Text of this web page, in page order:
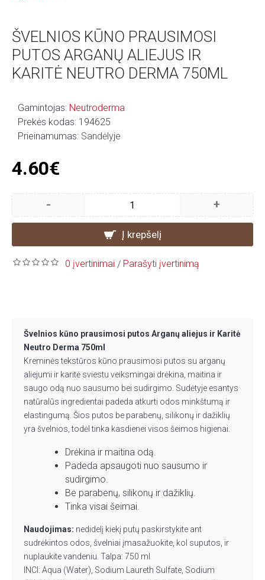
ŠVELNIOS KŪNO PRAUSIMOSI
PUTOS ARGANŲ ALIEJUS IR
KARITĖ NEUTRO DERMA 750ML
Gamintojas: Neutroderma
Prekės kodas: 194625
Prieinamumas: Sandėlyje
4.60€
- +
Į krepšelį
0 įvertinimai / Parašyti įvertinimą
Švelnios kūno prausimosi putos Arganų aliejus ir Karitė
Neutro Derma 750ml
Kreminės tekstūros kūno prausimosi putos su arganų
aliejumi ir karitė sviestu veiksmingai drėkina, maitina ir
saugo odą nuo sausumo bei sudirgimo. Sudėtyje esantys
natūralūs ingredientai padeda atkurti odos minkštumą ir
elastingumą. Šios putos be parabenų, silikonų ir dažiklių
yra švelnios, todėl tinka kasdienei visos šeimos higienai.
Drėkina ir maitina odą.
Padeda apsaugoti nuo sausumo ir
sudirgimo.
Be parabenų, silikonų ir dažiklių.
Tinka visai šeimai.
Naudojimas: nedidelį kiekį putų paskirstykite ant
sudrėkintos odos, švelniai įmasažuokite, kol suputos, ir
nuplaukite vandeniu. Talpa: 750 ml
INCI: Aqua (Water), Sodium Laureth Sulfate, Sodium